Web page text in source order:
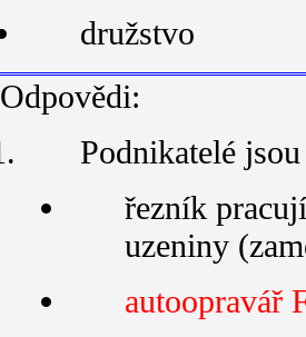
družstvo
Odpovědi:
Podnikatelé
řezník
uzeniny
autoopravář